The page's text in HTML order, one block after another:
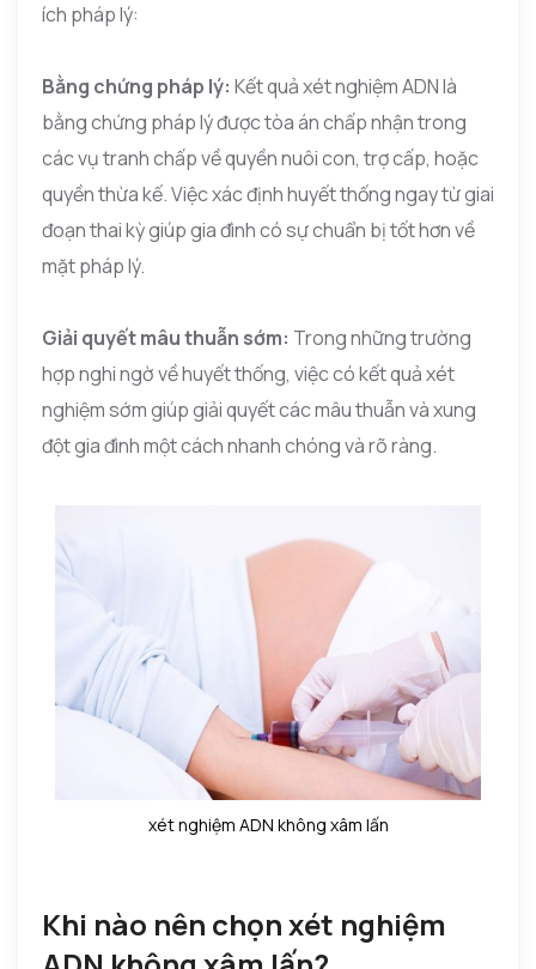
ích pháp lý:
Bằng chứng pháp lý: Kết quả xét nghiệm ADN là
bằng chứng pháp lý được tòa án chấp nhận trong
các vụ tranh chấp về quyền nuôi con, trợ cấp, hoặc
quyền thừa kế. Việc xác định huyết thống ngay từ giai
đoạn thai kỳ giúp gia đình có sự chuẩn bị tốt hơn về
mặt pháp lý.
Giải quyết mâu thuẫn sớm: Trong những trường
hợp nghi ngờ về huyết thống, việc có kết quả xét
nghiệm sớm giúp giải quyết các mâu thuẫn và xung
đột gia đình một cách nhanh chóng và rõ ràng.
xét nghiệm ADN không xâm lấn
Khi nào nên chọn xét nghiệm